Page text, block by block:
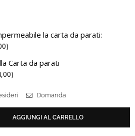
la carta da parati:
Carta da parati
Domanda
AGGIUNGI AL CARRELLO